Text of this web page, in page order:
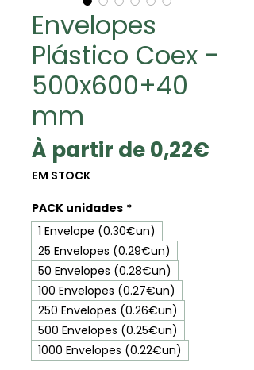
Envelopes
Plástico Coex -
500x600+40
mm
À partir de0,22€
EM STOCK
PACK unidades *
1 Envelope (0.30€un)
25 Envelopes (0.29€un)
50 Envelopes (0.28€un)
100 Envelopes (0.27€un)
250 Envelopes (0.26€un)
500 Envelopes (0.25€un)
1000 Envelopes (0.22€un)